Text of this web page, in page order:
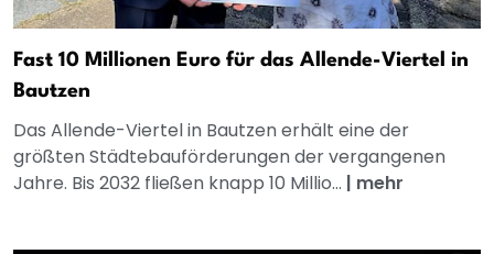
Fast 10 Millionen Euro für das Allende-Viertel in
Bautzen
Das Allende-Viertel in Bautzen erhält eine der
größten Städtebauförderungen der vergangenen
Jahre. Bis 2032 fließen knapp 10 Millio... | mehr